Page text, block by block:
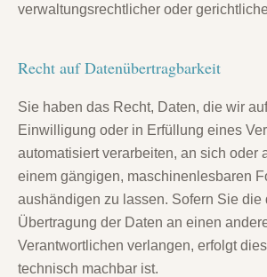
verwaltungsrechtlicher oder
Recht auf Daten­übertrag­barkeit
Sie haben das Recht, Daten, die wir
Einwilligung oder in Erfüllung eines
automatisiert verarbeiten, an sich oder
einem gängigen, maschinenlesbaren
aushändigen zu lassen. Sofern Sie die
Übertragung der Daten an einen
Verantwortlichen verlangen, erfolgt
technisch machbar ist.